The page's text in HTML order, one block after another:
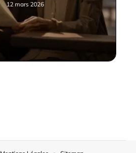
12 mars 2026